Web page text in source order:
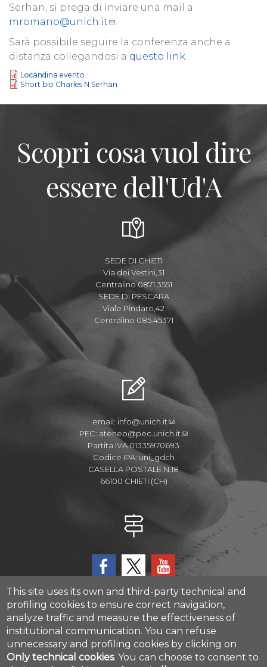
Serhan, si prega di inviare una mail a
mromano@unich.it
.
Sarà possibile seguire la conferenza anche a
distanza collegandosi a questo link.
Locandina evento
Short bio Charles N Serhan
Scopri cosa vuol dire
essere dell'Ud'A
SEDE DI CHIETI
Via dei Vestini,31
Centralino 0871.3551
SEDE DI PESCARA
Viale Pindaro,42
Centralino 085.45371
email: info@unich.it
PEC: ateneo@pec.unich.it
Partita IVA 01335970693
Codice IPA: uni_gdch
CASELLA POSTALE N.18
66100 CHIETI (CH)
CAST - Center for Advanced Studies and Technology
Via Luigi Polacchi 11, 66100, Chieti, ITALY
This site uses its own and third-party technical and
profiling cookies to ensure correct navigation,
analyze traffic and measure the effectiveness of
institutional communication. You can refuse
unnecessary and profiling cookies by clicking on
Only technical cookies. You can choose to consent to